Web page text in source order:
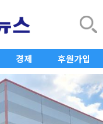
경제 후원가입